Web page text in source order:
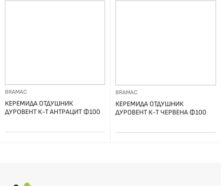
BRAMAC
КЕРЕМИДА ОТДУШНИК
ДУРОВЕНТ К-Т АНТРАЦИТ Ф100
BRAMAC
КЕРЕМИДА ОТДУШНИК
ДУРОВЕНТ К-Т ЧЕРВЕНА Ф100